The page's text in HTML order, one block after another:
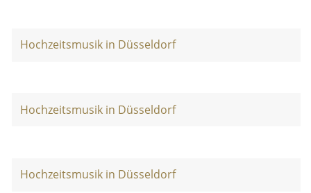
Hochzeitsmusik in Düsseldorf
Hochzeitsmusik in Düsseldorf
Hochzeitsmusik in Düsseldorf